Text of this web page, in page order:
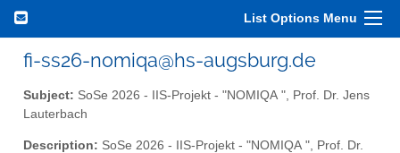
List Options Menu
fi-ss26-nomiqa@hs-augsburg.de
Subject: SoSe 2026 - IIS-Projekt - "NOMIQA ", Prof. Dr. Jens
Lauterbach
Description: SoSe 2026 - IIS-Projekt - "NOMIQA ", Prof. Dr.